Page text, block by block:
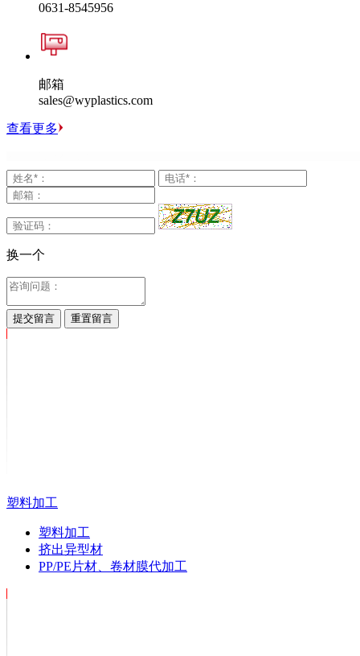
0631-8545956
邮箱
sales@wyplastics.com
查看更多
换一个
提交留言 重置留言
塑料加工
塑料加工
挤出异型材
PP/PE片材、卷材膜代加工